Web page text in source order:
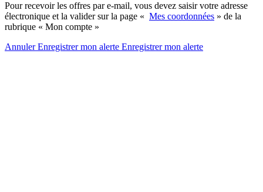
Pour recevoir les offres par e-mail, vous devez saisir votre adresse
électronique et la valider sur la page « Mes coordonnées » de la
rubrique « Mon compte »
AnnulerEnregistrer mon alerte Enregistrermon alerte